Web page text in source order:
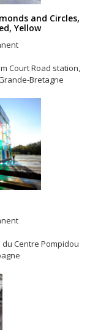
and Circles,
Yellow
Court Road station,
Bretagne
Centre Pompidou